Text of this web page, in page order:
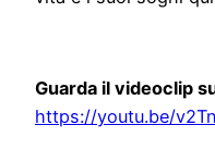
Guarda il videoclip
https://youtu.be/